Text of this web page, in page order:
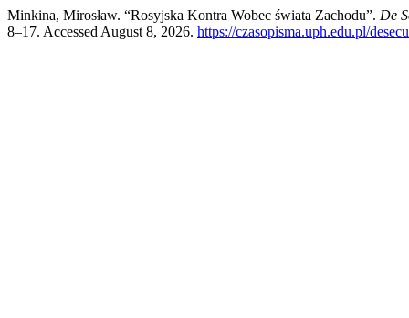
Minkina, Mirosław. “Rosyjska Kontra Wobec świata Zachodu”. De
8–17. Accessed August 8, 2026. https://czasopisma.uph.edu.pl/